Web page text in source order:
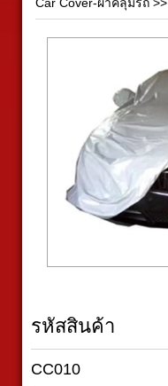
Car Cover-ผ้าคลุมรถ>>
รหัสสินค้า
CC010